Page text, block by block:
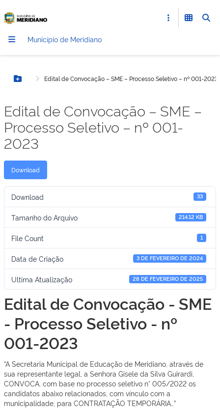
Município de Meridiano
Botão MenuEdital de Convocação – SME – Processo Seletivo – nº 001-2023
Edital de Convocação – SME –
Processo Seletivo – nº 001-
2023
Download
Download 33
Tamanho do Arquivo 214.12 KB
File Count 1
Data de Criação 3 DE FEVEREIRO DE 2024
Ultima Atualização 28 DE FEVEREIRO DE 2025
Edital de Convocação - SME
- Processo Seletivo - nº
001-2023
“A Secretaria Municipal de Educação de Meridiano, através de
sua representante legal, a Senhora Gisele da Silva Guirardi,
CONVOCA, com base no processo seletivo n° 005/2022 os
candidatos abaixo relacionados, com vínculo com a
municipalidade, para CONTRATAÇÃO TEMPORÁRIA…”